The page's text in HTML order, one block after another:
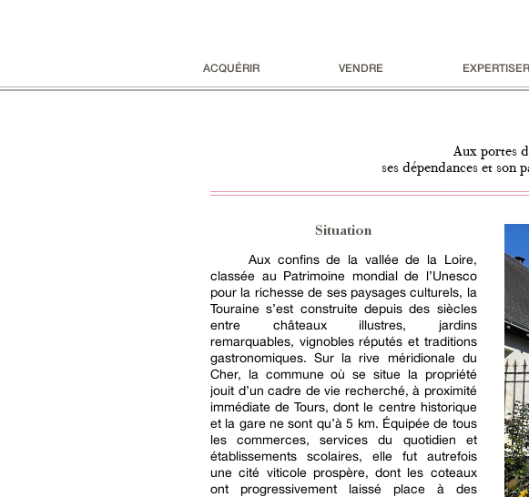
ACQUÉRIR VENDRE EXPERTISER
Aux portes
ses dépendances et son
Situation
Aux confins de la vallée de la Loire,
classée au Patrimoine mondial de l’Unesco
pour la richesse de ses paysages culturels, la
Touraine s’est construite depuis des siècles
entre châteaux illustres, jardins
remarquables, vignobles réputés et traditions
gastronomiques. Sur la rive méridionale du
Cher, la commune où se situe la propriété
jouit d’un cadre de vie recherché, à proximité
immédiate de Tours, dont le centre historique
et la gare ne sont qu’à 5 km. Équipée de tous
les commerces, services du quotidien et
établissements scolaires, elle fut autrefois
une cité viticole prospère, dont les coteaux
ont progressivement laissé place à des